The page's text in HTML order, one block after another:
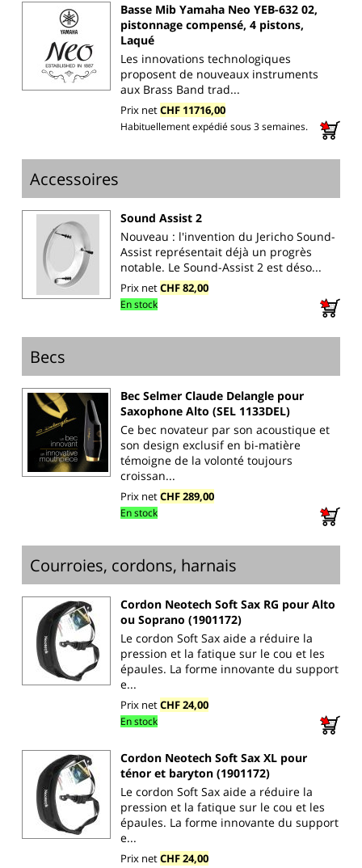
Basse Mib Yamaha Neo YEB-632 02,
pistonnage compensé, 4 pistons,
Laqué
Les innovations technologiques
proposent de nouveaux instruments
aux Brass Band trad...
Prix netCHF 11716,00
Habituellement expédié sous 3 semaines.
Accessoires
Sound Assist 2
Nouveau : l'invention du Jericho Sound-
Assist représentait déjà un progrès
notable. Le Sound-Assist 2 est déso...
Prix netCHF 82,00
En stock
Becs
Bec Selmer Claude Delangle pour
Saxophone Alto (SEL 1133DEL)
Ce bec novateur par son acoustique et
son design exclusif en bi-matière
témoigne de la volonté toujours
croissan...
Prix netCHF 289,00
En stock
Courroies, cordons, harnais
Cordon Neotech Soft Sax RG pour Alto
ou Soprano (1901172)
Le cordon Soft Sax aide a réduire la
pression et la fatique sur le cou et les
épaules. La forme innovante du support
e...
Prix netCHF 24,00
En stock
Cordon Neotech Soft Sax XL pour
ténor et baryton (1901172)
Le cordon Soft Sax aide a réduire la
pression et la fatique sur le cou et les
épaules. La forme innovante du support
e...
Prix netCHF 24,00